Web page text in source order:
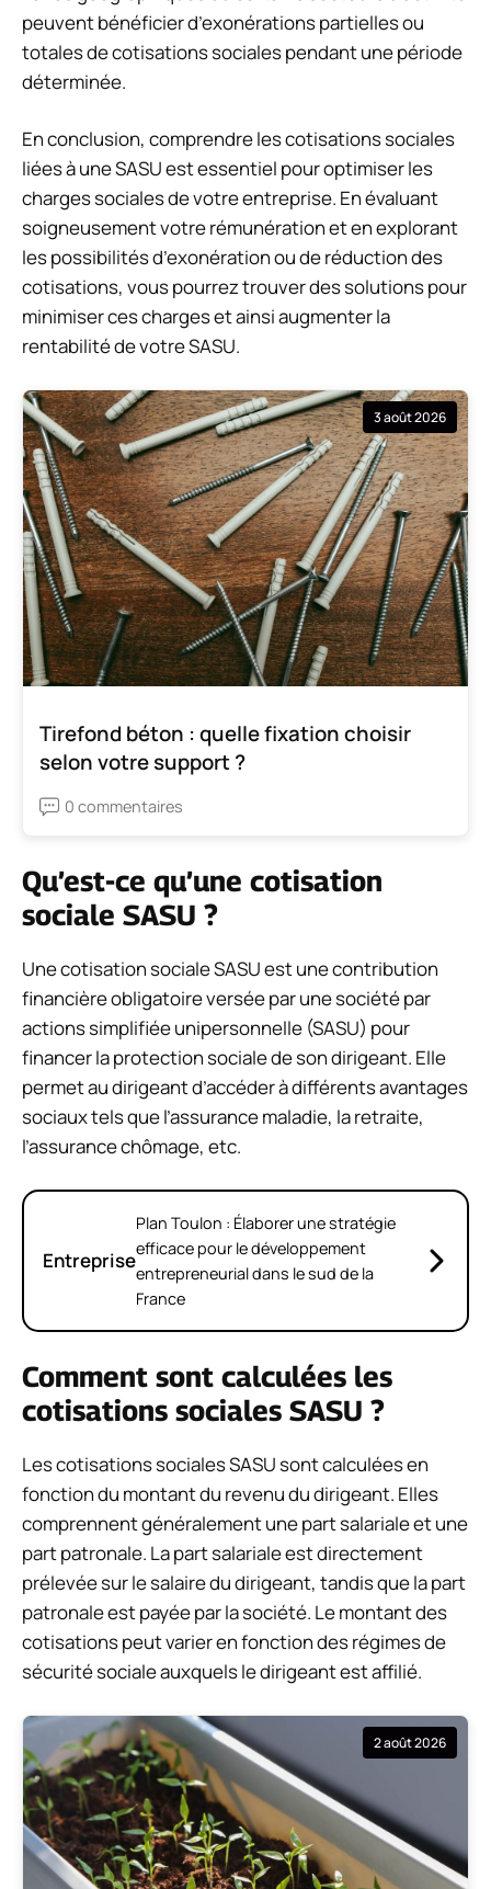
peuvent bénéficier d’exonérations partielles ou
totales de cotisations sociales pendant une période
déterminée.
En conclusion, comprendre les cotisations sociales
liées à une SASU est essentiel pour optimiser les
charges sociales de votre entreprise. En évaluant
soigneusement votre rémunération et en explorant
les possibilités d’exonération ou de réduction des
cotisations, vous pourrez trouver des solutions pour
minimiser ces charges et ainsi augmenter la
rentabilité de votre SASU.
3 août 2026
Tirefond béton : quelle fixation choisir
selon votre support ?
0 commentaires
Qu’est-ce qu’une cotisation
sociale SASU ?
Une cotisation sociale SASU est une contribution
financière obligatoire versée par une société par
actions simplifiée unipersonnelle (SASU) pour
financer la protection sociale de son dirigeant. Elle
permet au dirigeant d’accéder à différents avantages
sociaux tels que l’assurance maladie, la retraite,
l’assurance chômage, etc.
Entreprise
Plan Toulon : Élaborer une stratégie
efficace pour le développement
entrepreneurial dans le sud de la
France
Comment sont calculées les
cotisations sociales SASU ?
Les cotisations sociales SASU sont calculées en
fonction du montant du revenu du dirigeant. Elles
comprennent généralement une part salariale et une
part patronale. La part salariale est directement
prélevée sur le salaire du dirigeant, tandis que la part
patronale est payée par la société. Le montant des
cotisations peut varier en fonction des régimes de
sécurité sociale auxquels le dirigeant est affilié.
2 août 2026